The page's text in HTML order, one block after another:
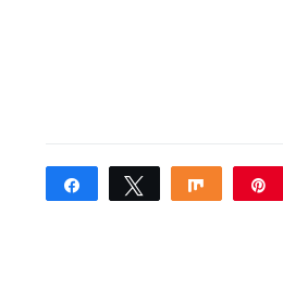
Share Tweet Share